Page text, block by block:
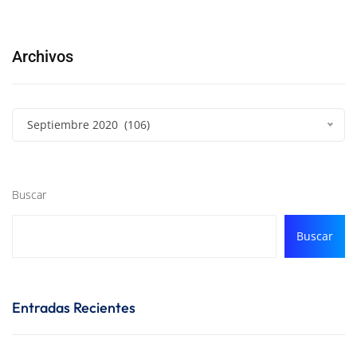
Archivos
Septiembre 2020 (106)
Buscar
Buscar
Entradas Recientes